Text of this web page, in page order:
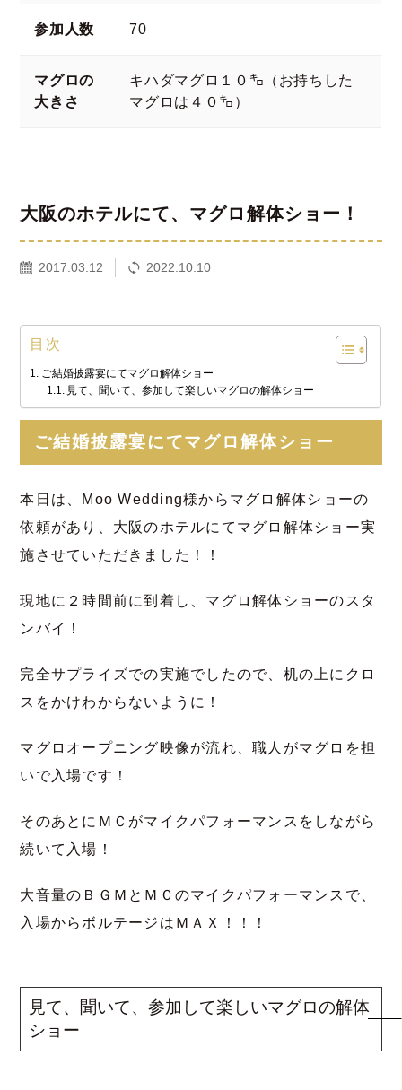
参加人数 70
マグロの
大きさ
キハダマグロ１０㌔（お持ちした
マグロは４０㌔）
大阪のホテルにて、マグロ解体ショー！
2017.03.12 2022.10.10
目次
ご結婚披露宴にてマグロ解体ショー
見て、聞いて、参加して楽しいマグロの解体ショー
ご結婚披露宴にてマグロ解体ショー
本日は、Moo Wedding様からマグロ解体ショーの
依頼があり、大阪のホテルにてマグロ解体ショー実
施させていただきました！！
現地に２時間前に到着し、マグロ解体ショーのスタ
ンバイ！
完全サプライズでの実施でしたので、机の上にクロ
スをかけわからないように！
マグロオープニング映像が流れ、職人がマグロを担
いで入場です！
そのあとにＭＣがマイクパフォーマンスをしながら
続いて入場！
大音量のＢＧＭとＭＣのマイクパフォーマンスで、
入場からボルテージはＭＡＸ！！！
見て、聞いて、参加して楽しいマグロの解体
ショー